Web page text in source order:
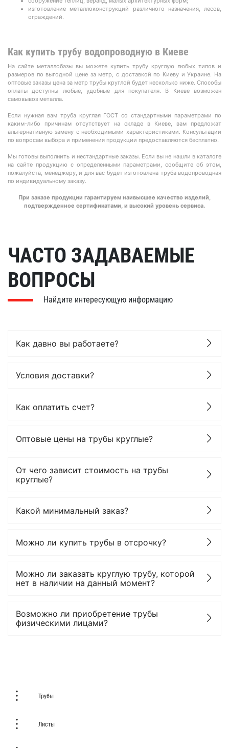
изготовление металлоконструкций различного назначения, лесов,
ограждений.
Как купить трубу водопроводную в Киеве
На сайте металлобазы вы можете купить трубу круглую любых типов и
размеров по выгодной цене за метр, с доставкой по Киеву и Украине. На
оптовые заказы цена за метр трубы круглой будет несколько ниже. Способы
оплаты доступны любые, удобные для покупателя. В Киеве возможен
самовывоз металла.
Если нужная вам труба круглая ГОСТ со стандартными параметрами по
каким-либо причинам отсутствует на складе в Киеве, вам предложат
альтернативную замену с необходимыми характеристиками. Консультации
по вопросам выбора и применения продукции предоставляются бесплатно.
Мы готовы выполнить и нестандартные заказы. Если вы не нашли в каталоге
на сайте продукцию с определенными параметрами, сообщите об этом,
пожалуйста, менеджеру, и для вас будет изготовлена труба водопроводная
по индивидуальному заказу.
При заказе продукции гарантируем наивысшее качество изделий,
подтвержденное сертификатами, и высокий уровень сервиса.
ЧАСТО ЗАДАВАЕМЫЕ
ВОПРОСЫ
Найдите интересующую информацию
Как давно вы работаете?
Условия доставки?
Как оплатить счет?
Оптовые цены на трубы круглые?
От чего зависит стоимость на трубы
круглые?
Какой минимальный заказ?
Можно ли купить трубы в отсрочку?
Можно ли заказать круглую трубу, которой
нет в наличии на данный момент?
Возможно ли приобретение трубы
физическими лицами?
Трубы
Листы